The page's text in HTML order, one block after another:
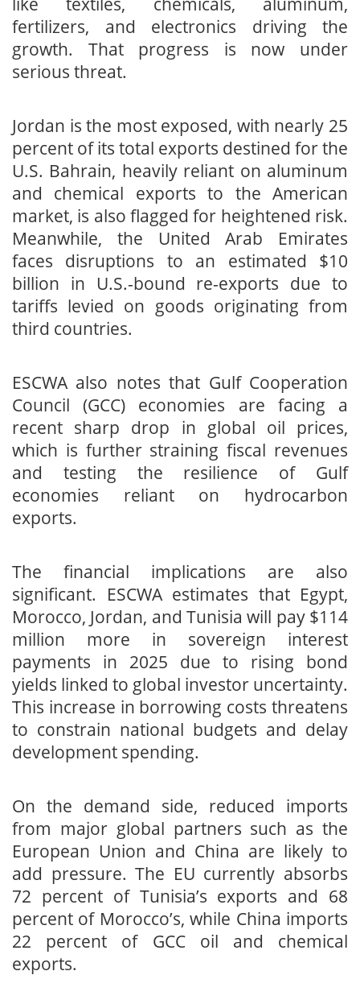
fertilizers, and electronics driving the
growth. That progress is now under
serious threat.
Jordan is the most exposed, with nearly 25
percent of its total exports destined for the
U.S. Bahrain, heavily reliant on aluminum
and chemical exports to the American
market, is also flagged for heightened risk.
Meanwhile, the United Arab Emirates
faces disruptions to an estimated $10
billion in U.S.-bound re-exports due to
tariffs levied on goods originating from
third countries.
ESCWA also notes that Gulf Cooperation
Council (GCC) economies are facing a
recent sharp drop in global oil prices,
which is further straining fiscal revenues
and testing the resilience of Gulf
economies reliant on hydrocarbon
exports.
The financial implications are also
significant. ESCWA estimates that Egypt,
Morocco, Jordan, and Tunisia will pay $114
million more in sovereign interest
payments in 2025 due to rising bond
yields linked to global investor uncertainty.
This increase in borrowing costs threatens
to constrain national budgets and delay
development spending.
On the demand side, reduced imports
from major global partners such as the
European Union and China are likely to
add pressure. The EU currently absorbs
72 percent of Tunisia’s exports and 68
percent of Morocco’s, while China imports
22 percent of GCC oil and chemical
exports.